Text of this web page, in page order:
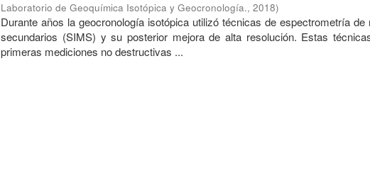
Laboratorio de Geoquímica Isotópica y Geocronología.,2018)
Durante años la geocronología isotópica utilizó técnicas de espectrometría de
secundarios (SIMS) y su posterior mejora de alta resolución. Estas
primeras mediciones no destructivas ...